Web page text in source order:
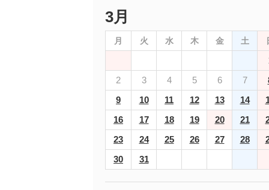
3月
月 火 水 木 金 土
2
3 4 5 6 7
9
10 11 12 13 14
16
17 18 19 20 21
23
24 25 26 27 28
30
31